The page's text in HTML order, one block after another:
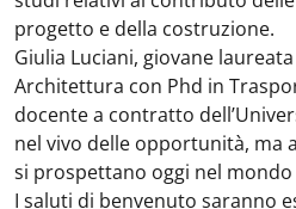
progetto e della costruzione.
Giulia Luciani, giovane
Architettura con Phd in
docentea contratto
nel vivo delle opportunità, ma
si prospettano oggi nel
I saluti di benvenuto saranno